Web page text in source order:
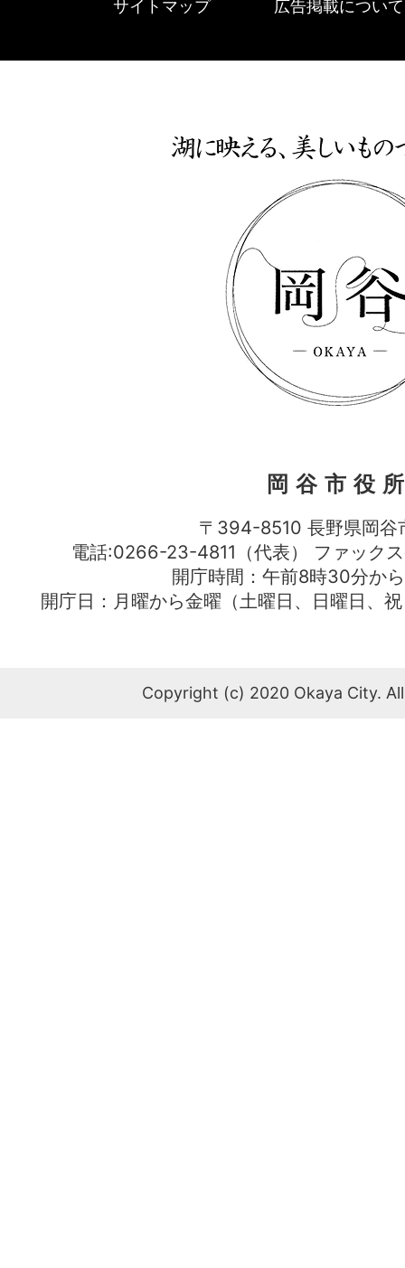
サイトマップ 広告掲載について
岡谷市役
〒394-8510 長野県岡谷
電話:0266-23-4811（代表） ファッ
開庁時間：午前8時30分か
開庁日：月曜から金曜（土曜日、日曜日、
Copyright (c) 2020 Okaya City.